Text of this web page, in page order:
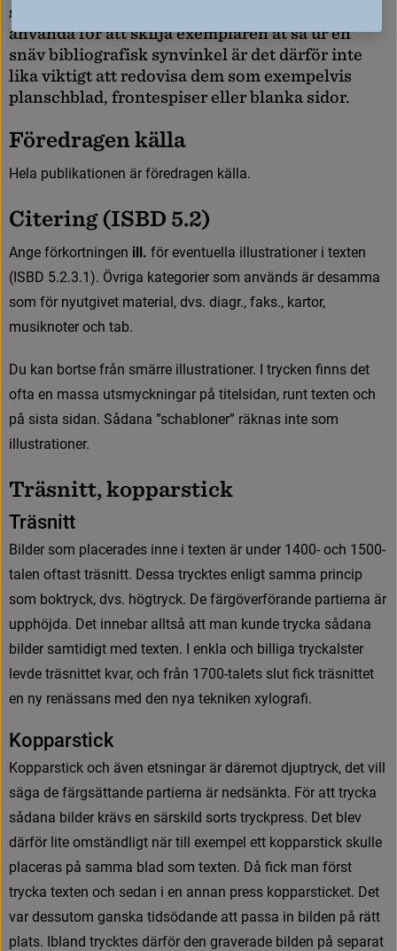
s
användaförattskiljaexemplarenåtsåuren
snävbibliografisk synvinkel är det därförinte
likaviktigt attredovisa dem somexempelvis
planschblad, frontespiserellerblanka sidor.
Föredragenkälla
Hela publikationen är föredragen källa.
Citering(ISBD 5.2)
Ange förkortningen ill. för eventuella illustrationer i texten
(ISBD 5.2.3.1). Övriga kategorier som används är desamma
som för nyutgivet material, dvs. diagr., faks., kartor,
musiknoter och tab.
Du kan bortse från smärre illustrationer. I trycken fnns det
ofta en massa utsmyckningar på titelsidan, runt texten och
på sista sidan. Sådana ”schabloner” räknas inte som
illustrationer.
Träsnitt,kopparstick
Träsnitt
Bilder som placerades inne i texten är under 1400- och 1 500-
talen oftast träsnitt. Dessa trycktes enligt samma princip
som boktryck, dvs. högtryck. De färgöverförande partierna är
upphöjda. Det innebar alltså att man kunde trycka sådana
bilder samtidigt med texten. I enkla och billiga tryckalster
levde träsnittet kvar, och från 1700-talets slut fck träsnittet
en ny renässans med den nya tekniken xylograf.
Kopparstic k
Kopparstick och även etsningar är däremot djuptryck, det vill
säga de färgsättande partierna är nedsänkta. För att trycka
sådana bilder krävs en särskild sorts tryckpress. Det blev
därför lite omständligt när till exempel ett kopparstick skulle
placeras på samma blad som texten. Då fck man först
trycka texten och sedan i en annan press kopparsticket. Det
var dessutom ganska tidsödande att passa in bilden på rätt
plats. Ibland trycktes därför den graverade bilden på separat